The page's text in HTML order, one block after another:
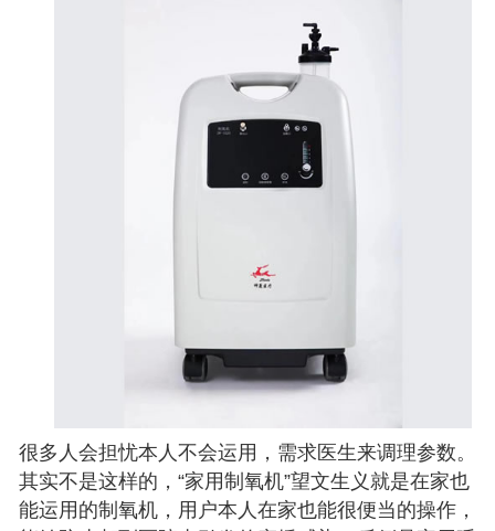
很多人会担忧本人不会运用，需求医生来调理参数。
其实不是这样的，“家用制氧机”望文生义就是在家也
能运用的制氧机，用户本人在家也能很便当的操作，